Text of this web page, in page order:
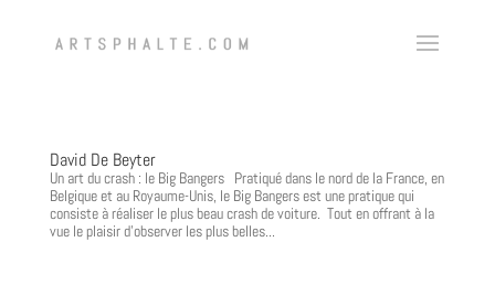
David De Beyter
Un art du crash : le Big Bangers Pratiqué dans le nord de la France, en
Belgique et au Royaume-Unis, le Big Bangers est une pratique qui
consiste à réaliser le plus beau crash de voiture. Tout en offrant à la
vue le plaisir d’observer les plus belles...